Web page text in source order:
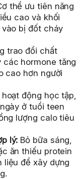
thể ưu tiên năng
cao và khối
bị đốt cháy
trao đổi chất
các hormone tăng
cao hơn người
động học tập,
ở tuổi teen
lượng calo tiêu
lý: Bỏ bữa sáng,
ăn thiếu protein
liệu để xây dựng